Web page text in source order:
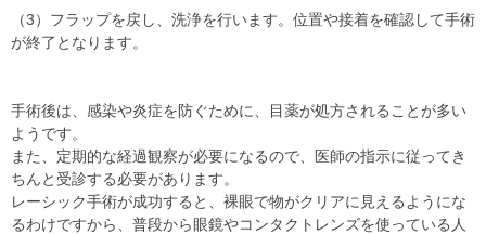
（3）フラップを戻し、洗浄を行います。位置や接着を確認して手術
が終了となります。
手術後は、感染や炎症を防ぐために、目薬が処方されることが多い
ようです。
また、定期的な経過観察が必要になるので、医師の指示に従ってき
ちんと受診する必要があります。
レーシック手術が成功すると、裸眼で物がクリアに見えるようにな
るわけですから、普段から眼鏡やコンタクトレンズを使っている人